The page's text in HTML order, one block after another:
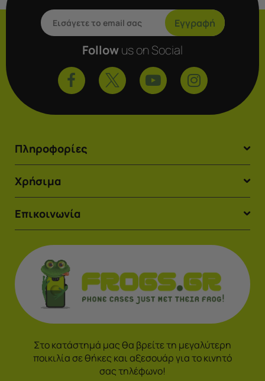
Εγγραφή
Followus on Social
Πληροφορίες
Χρήσιμα
Επικοινωνία
Στο κατάστημά μας θα βρείτε τη μεγαλύτερη
ποικιλία σε θήκες και αξεσουάρ για το κινητό
σας τηλέφωνο!